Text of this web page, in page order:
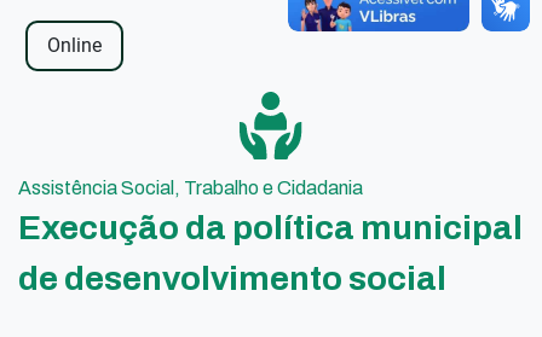
Online
Assistência Social, Trabalho e Cidadania
Execução da política municipal
de desenvolvimento social